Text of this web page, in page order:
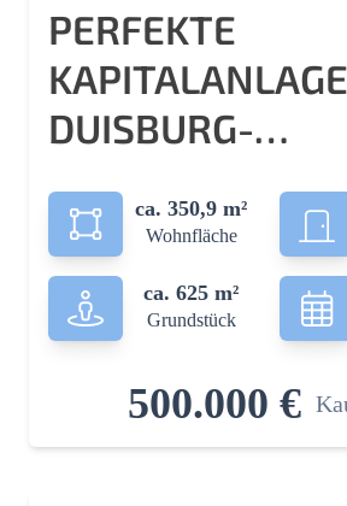
PERFEKTE
DUISBURG-
FAMILIENHAUS
SCHUSS
ca. 350,9 m²
Wohnfläche
ca. 625 m²
Grundstück
500.000 €